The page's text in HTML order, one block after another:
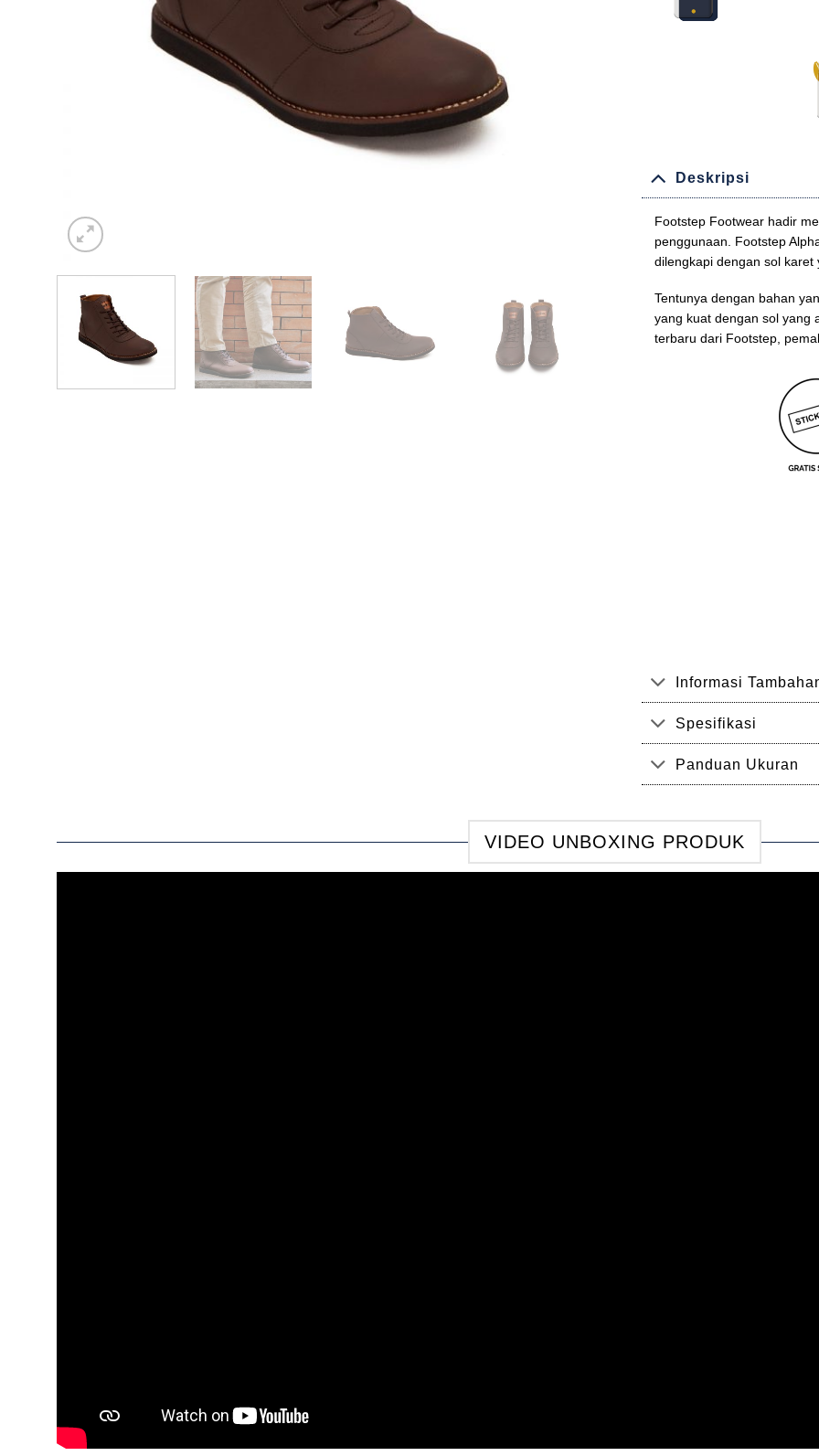
Deskripsi
Footstep Footwear hadir
penggunaan. Footstep
dilengkapi dengan sol karet
Tentunya dengan bahan
yang kuat dengan sol yang
terbaru dari Footstep,
Informasi
Spesifikasi
Panduan Ukuran
VIDEO UNBOXING PRODUK